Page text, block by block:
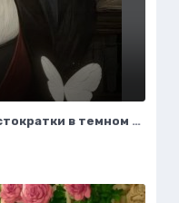
Неогothic элегия: портрет аристократки в темном величии библиотеки. Картинка из нейронной сети Миджорни